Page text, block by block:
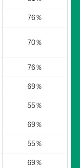
76％
70％
76％
69％
55％
69％
55％
69％